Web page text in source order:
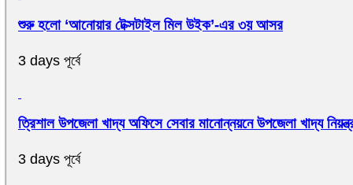
শুরু হলো ‘আনোয়ার টেক্সটাইল মিল উইক’-এর ৩য় আসর
3 days পূর্বে
ত্রিশাল উপজেলা খাদ্য অফিসে সেবার মানোন্নয়নে উপজেলা খাদ্য
3 days পূর্বে